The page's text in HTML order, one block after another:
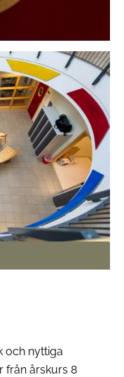
och nyttiga
från årskurs 8